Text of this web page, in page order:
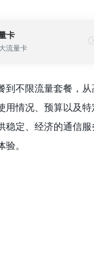
卡
流量卡
不限流量套餐，
情况、预算以及
定、经济的通信
。